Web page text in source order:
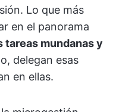
Lo que más
en el panorama
tareas mundanas y
delegan esas
en ellas.